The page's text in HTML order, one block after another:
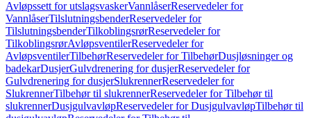
Avløpssett for utslagsvaskerVannlåserReservedeler for
VannlåserTilslutningsbenderReservedeler for
TilslutningsbenderTilkoblingsrørReservedeler for
TilkoblingsrørAvløpsventilerReservedeler for
AvløpsventilerTilbehørReservedeler for TilbehørDusjløsninger og
badekarDusjerGulvdrenering for dusjerReservedeler for
Gulvdrenering for dusjerSlukrennerReservedeler for
SlukrennerTilbehør til slukrennerReservedeler for Tilbehør til
slukrennerDusjgulvavløpReservedeler for DusjgulvavløpTilbehør til